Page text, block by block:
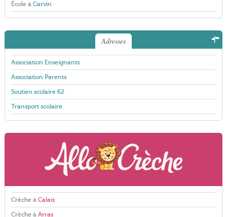
École à Carvin
Adresses
Association Enseignants
Association Parents
Soutien scolaire 62
Transport scolaire
Crèche à Calais
Crèche à Arras